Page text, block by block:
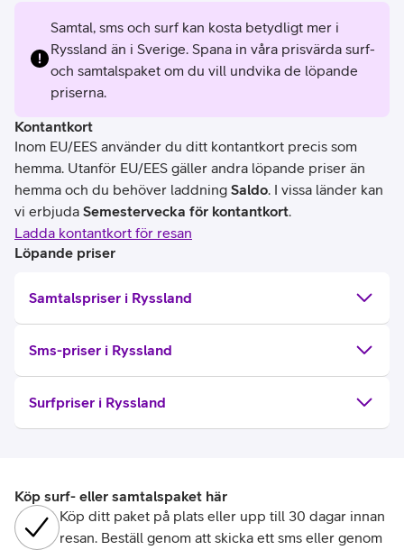
Samtal, sms och surf kan kosta betydligt mer i
Ryssland än i Sverige. Spana in våra prisvärda surf-
och samtalspaket om du vill undvika de löpande
priserna.
Kontantkort
Inom EU/EES använder du ditt kontantkort precis som
hemma. Utanför EU/EES gäller andra löpande priser än
hemma och du behöver laddning Saldo. I vissa länder kan
vi erbjuda Semestervecka för kontantkort.
Ladda kontantkort för resan
Löpande priser
Samtalspriser i Ryssland
Sms-priser i Ryssland
Surfpriser i Ryssland
Köp surf- eller samtalspaket här
Köp ditt paket på plats eller upp till 30 dagar innan
resan. Beställ genom att skicka ett sms eller genom